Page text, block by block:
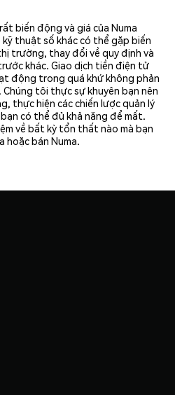
biến động và giá của Numa
kỹ thuật số khác có thể gặp biến
trường, thay đổi về quy định và
khác. Giao dịch tiền điện tử
động trong quá khứ không phản
tôi thực sự khuyên bạn nên
thực hiện các chiến lược quản lý
có thể đủ khả năng để mất.
về bất kỳ tổn thất nào mà bạn
hoặc bán Numa.